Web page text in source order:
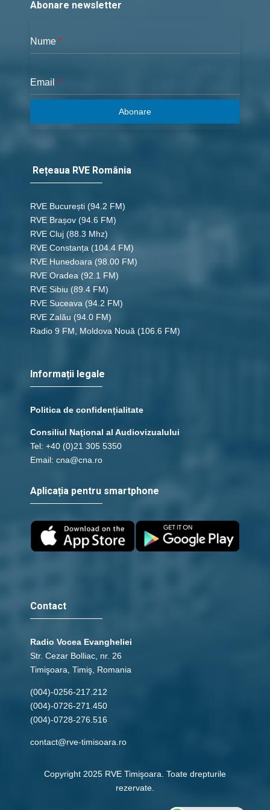
28 - Osea 11
28 - Osea 12
28 - Osea 13
save_alt
Abonare newsletter
Nume *
Email *
Abonare
Rețeaua RVE România
RVE București (94.2 FM)
RVE Brașov (94.6 FM)
RVE Cluj (88.3 Mhz)
RVE Constanța (104.4 FM)
RVE Hunedoara (98.00 FM)
RVE Oradea (92.1 FM)
RVE Sibiu (89.4 FM)
RVE Suceava (94.2 FM)
RVE Zalău (94.0 FM)
Radio 9 FM, Moldova Nouă (106.6 FM)
Informații legale
Politica de confidențialitate
Consiliul Naţional al Audiovizualului
Tel: +40 (0)21 305 5350
Email: cna@cna.ro
Aplicația pentru smartphone
Contact
Radio Vocea Evangheliei
Str. Cezar Bolliac, nr. 26
Timişoara, Timiş, Romania
(004)-0256-217.212
(004)-0726-271.450
(004)-0728-276.516
contact@rve-timisoara.ro
Copyright 2025 RVE Timişoara. Toate drepturile
rezervate.